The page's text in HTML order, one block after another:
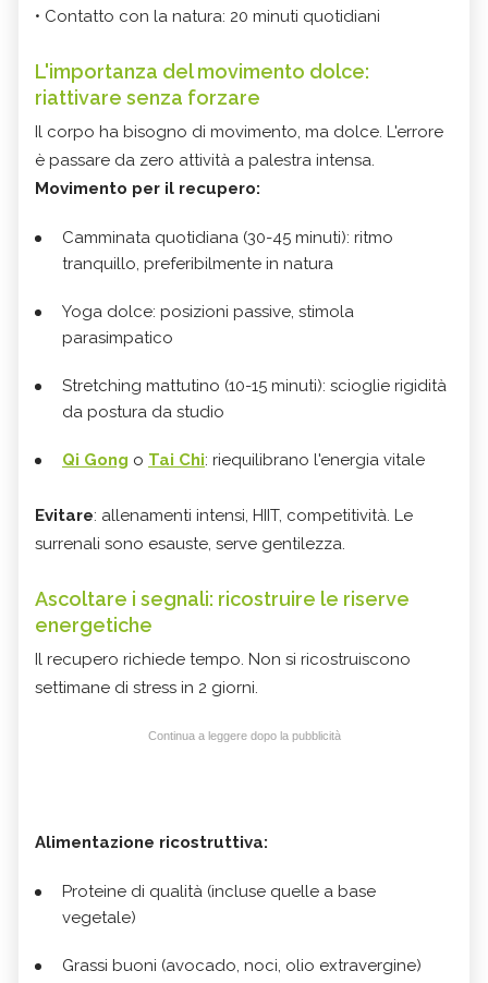
• Contatto con la natura: 20 minuti quotidiani
L'importanza del movimento dolce:
riattivare senza forzare
Il corpo ha bisogno di movimento, ma dolce. L'errore
è passare da zero attività a palestra intensa.
Movimento per il recupero:
Camminata quotidiana (30-45 minuti): ritmo
tranquillo, preferibilmente in natura
Yoga dolce: posizioni passive, stimola
parasimpatico
Stretching mattutino (10-15 minuti): scioglie rigidità
da postura da studio
Qi Gong o Tai Chi: riequilibrano l'energia vitale
Evitare: allenamenti intensi, HIIT, competitività. Le
surrenali sono esauste, serve gentilezza.
Ascoltare i segnali: ricostruire le riserve
energetiche
Il recupero richiede tempo. Non si ricostruiscono
settimane di stress in 2 giorni.
Continua a leggere dopo la pubblicità
Alimentazione ricostruttiva:
Proteine di qualità (incluse quelle a base
vegetale)
Grassi buoni (avocado, noci, olio extravergine)